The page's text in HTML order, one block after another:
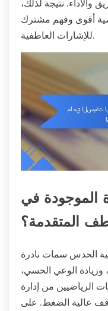
والأداء. نتيجة لذلك،
أقوى وفهم مشترك
للإشارات العاطفية.
الموجودة في
المتقدمة؟
الحدس سمات نادرة
الوعي الحسي،
الرياضيين من إدارة
عالية الضغط. على